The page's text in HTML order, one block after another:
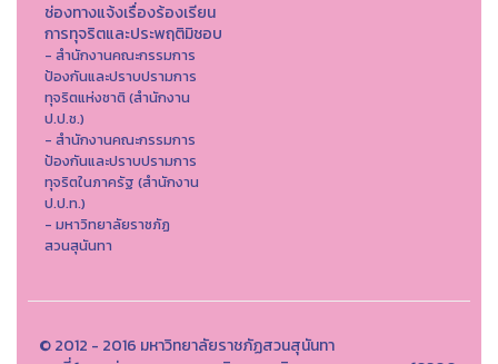
ช่องทางแจ้งเรื่องร้องเรียน
การทุจริตและประพฤติมิชอบ
- สำนักงานคณะกรรมการ
ป้องกันและปราบปรามการ
ทุจริตแห่งชาติ (สำนักงาน
ป.ป.ช.)
- สำนักงานคณะกรรมการ
ป้องกันและปราบปรามการ
ทุจริตในภาครัฐ (สำนักงาน
ป.ป.ท.)
- มหาวิทยาลัยราชภัฏ
สวนสุนันทา
© 2012 - 2016 มหาวิทยาลัยราชภัฏสวนสุนันทา